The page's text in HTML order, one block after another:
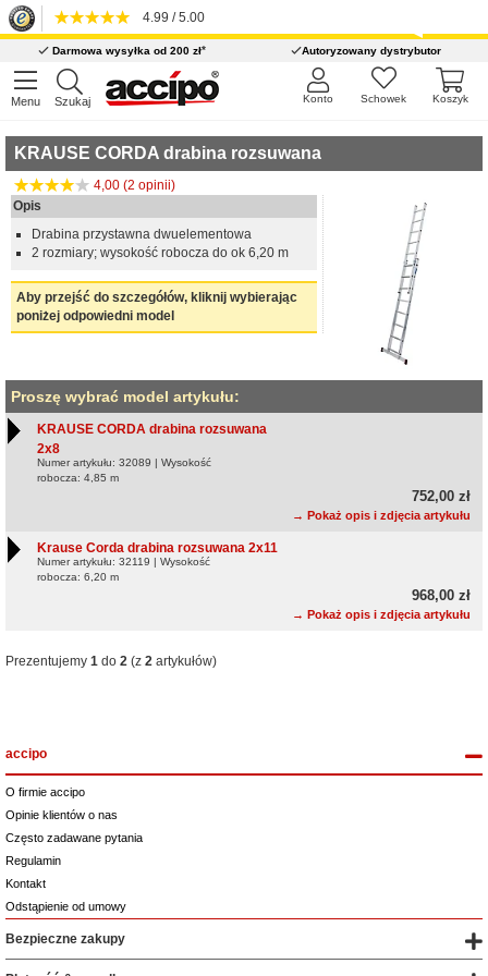
4.99 / 5.00
Darmowa wysyłka od 200 zł* Autoryzowany dystrybutor
Menu Szukaj Koszyk
Schowek
Konto
KRAUSE CORDA drabina rozsuwana
4,00 (2 opinii)
Opis
Drabina przystawna dwuelementowa
2 rozmiary; wysokość robocza do ok 6,20 m
Aby przejść do szczegółów, kliknij wybierając
poniżej odpowiedni model
Proszę wybrać model artykułu:
KRAUSE CORDA drabina rozsuwana
2x8
Numer artykułu: 32089 | Wysokość
robocza: 4,85 m
752,00 zł
→ Pokaż opis i zdjęcia artykułu
Krause Corda drabina rozsuwana 2x11
Numer artykułu: 32119 | Wysokość
robocza: 6,20 m
968,00 zł
→ Pokaż opis i zdjęcia artykułu
Prezentujemy 1 do 2 (z 2 artykułów)
accipo
O firmie accipo
Opinie klientów o nas
Często zadawane pytania
Regulamin
Kontakt
Odstąpienie od umowy
Bezpieczne zakupy